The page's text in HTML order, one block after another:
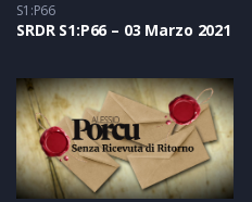
S1:P66
SRDR S1:P66 – 03 Marzo 2021